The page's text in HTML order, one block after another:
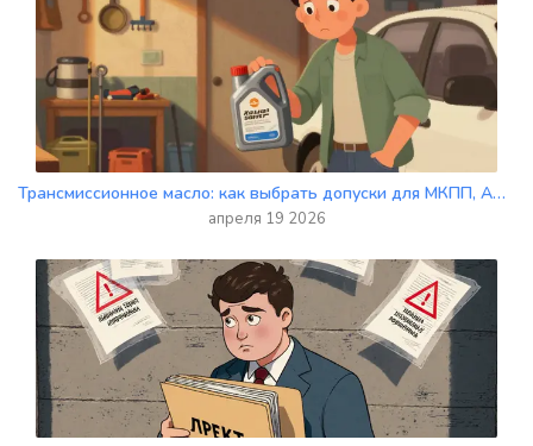
Трансмиссионное масло: как выбрать допуски для МКПП, АКПП и редукторов
апреля 19 2026